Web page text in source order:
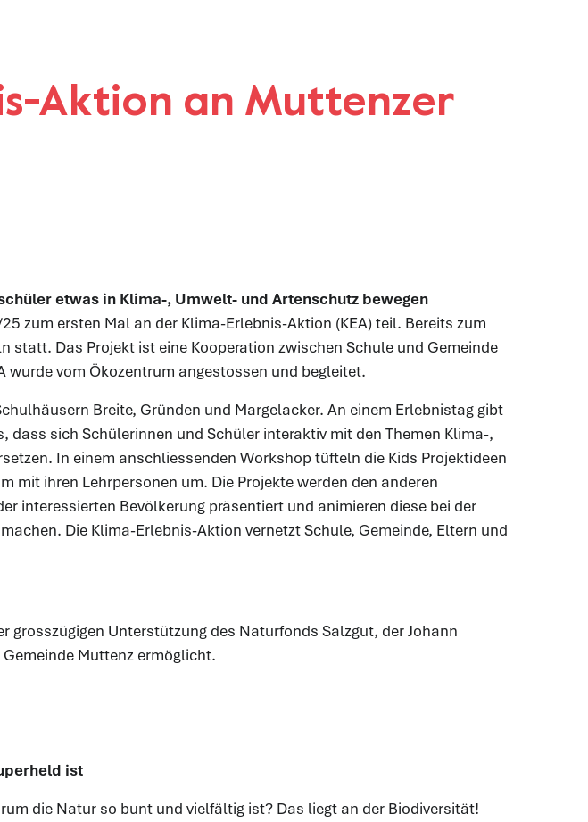
Aktion an Muttenzer
etwas in Klima-, Umwelt- und Artenschutz bewegen
zum ersten Mal an der Klima-Erlebnis-Aktion (KEA) teil. Bereits zum
statt. Das Projekt ist eine Kooperation zwischen Schule und Gemeinde
wurde vom Ökozentrum angestossen und begleitet.
Breite, Gründen und Margelacker. An einem Erlebnistag gibt
dass sich Schülerinnen und Schüler interaktiv mit den Themen Klima-,
In einem anschliessenden Workshop tüfteln die Kids Projektideen
mit ihren Lehrpersonen um. Die Projekte werden den anderen
interessierten Bevölkerung präsentiert und animieren diese bei der
Die Klima-Erlebnis-Aktion vernetzt Schule, Gemeinde, Eltern und
grosszügigen Unterstützung des Naturfonds Salzgut, der Johann
Muttenz ermöglicht.
ist
die Natur so bunt und vielfältig ist? Das liegt an der Biodiversität!